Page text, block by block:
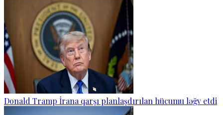
Donald Tramp İrana qarşı planlaşdırılan hücumu ləğv etdi